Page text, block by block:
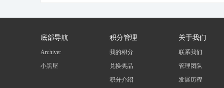
底部导航
Archiver
小黑屋
积分管理
我的积分
兑换奖品
积分介绍
关于我们
联系我们
管理团队
发展历程